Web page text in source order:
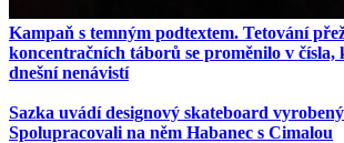
Kampaň s temným podtextem. Tetování
koncentračních táborů se proměnilo v
dnešní nenávistí
Sazka uvádí designový skateboard
Spolupracovali na něm Habanec s Cimalou